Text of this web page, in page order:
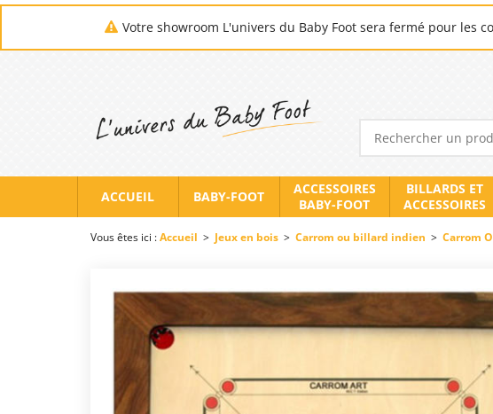
Votre showroom L'univers du Baby Foot sera fermé pour les
ACCUEIL BABY-FOOT
ACCESSOIRES
BABY-FOOT
BILLARDS ET
ACCESSOIRES
Vous êtes ici :Accueil > Jeux en bois > Carrom ou billard indien > Carrom